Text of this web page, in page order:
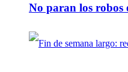
No paran los robos